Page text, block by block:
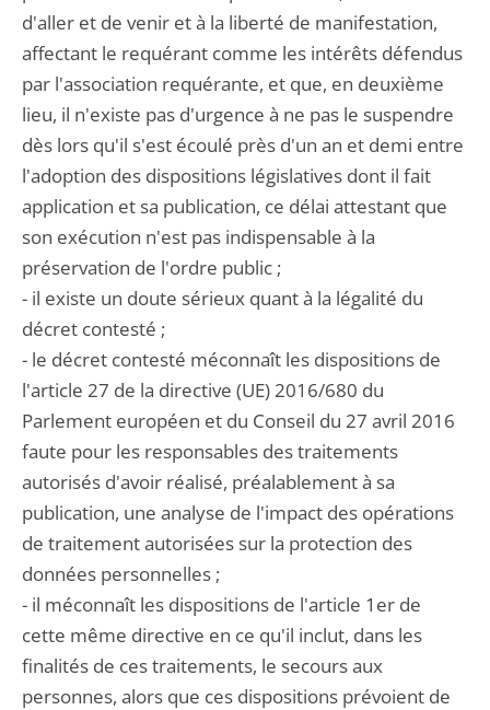
d'aller et de venir et à la liberté de manifestation,
affectant le requérant comme les intérêts défendus
par l'association requérante, et que, en deuxième
lieu, il n'existe pas d'urgence à ne pas le suspendre
dès lors qu'il s'est écoulé près d'un an et demi entre
l'adoption des dispositions législatives dont il fait
application et sa publication, ce délai attestant que
son exécution n'est pas indispensable à la
préservation de l'ordre public ;
- il existe un doute sérieux quant à la légalité du
décret contesté ;
- le décret contesté méconnaît les dispositions de
l'article 27 de la directive (UE) 2016/680 du
Parlement européen et du Conseil du 27 avril 2016
faute pour les responsables des traitements
autorisés d'avoir réalisé, préalablement à sa
publication, une analyse de l'impact des opérations
de traitement autorisées sur la protection des
données personnelles ;
- il méconnaît les dispositions de l'article 1er de
cette même directive en ce qu'il inclut, dans les
finalités de ces traitements, le secours aux
personnes, alors que ces dispositions prévoient de